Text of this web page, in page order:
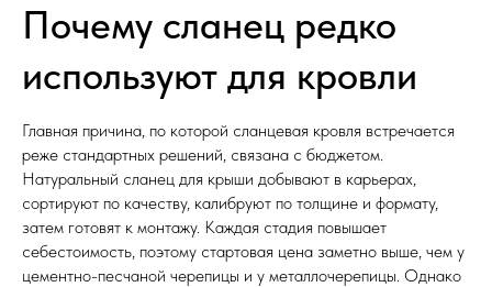
Почему сланец редко
используют для кровли
Главная причина, по которой сланцевая кровля встречается
реже стандартных решений, связана с бюджетом.
Натуральный сланец для крыши добывают в карьерах,
сортируют по качеству, калибруют по толщине и формату,
затем готовят к монтажу. Каждая стадия повышает
себестоимость, поэтому стартовая цена заметно выше, чем у
цементно-песчаной черепицы и у металлочерепицы. Однако